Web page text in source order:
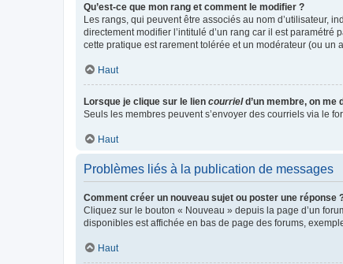
Qu’est-ce que mon rang et comment le modifier ?
Les rangs, qui peuvent être associés au nom d’utilisateur,
directement modifier l’intitulé d’un rang car il est
cette pratique est rarement tolérée et un modérateur (ou un
Haut
Lorsque je clique sur le lien courrield’un membre, on me
Seuls les membres peuvent s’envoyer des courriels via le
Haut
Problèmes liés à la publication de messages
Comment créer un nouveau sujet ou poster une réponse
Cliquez sur le bouton « Nouveau » depuis la page d’un
disponibles est affichée en bas de page des forums,
Haut